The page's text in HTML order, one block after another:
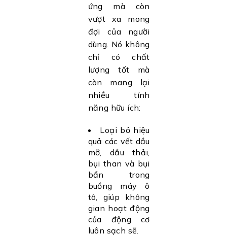
ứng mà còn
vượt xa mong
đợi của người
dùng. Nó không
chỉ có chất
lượng tốt mà
còn mang lại
nhiều tính
năng hữu ích:
Loại bỏ hiệu
quả các vết dầu
mỡ, dầu thải,
bụi than và bụi
bẩn trong
buồng máy ô
tô, giúp không
gian hoạt động
của động cơ
luôn sạch sẽ.